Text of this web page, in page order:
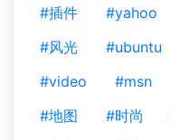
#插件 #yahoo
#风光
#ubuntu
#video
#msn
#地图
#时尚